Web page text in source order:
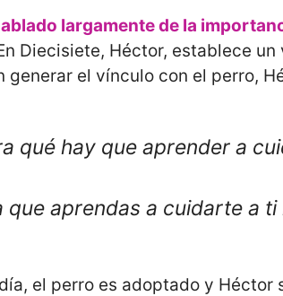
largamente de la
Diecisiete, Héctor, establece
generar el vínculo con el perro,
qué hay que aprender a
que aprendas a cuidarte a ti
el perro es adoptado y